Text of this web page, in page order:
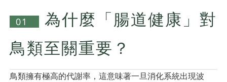
01
為什麼「腸道健康」對
鳥類至關重要？
鳥類擁有極高的代謝率，這意味著一旦消化系統出現波